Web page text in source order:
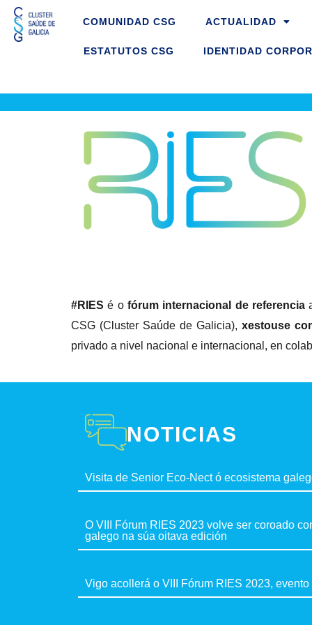
ao
COMUNIDAD CSG ACTUALIDAD
ESTATUTOS CSG IDENTIDAD
#RIES é o fórum internacional de referencia
CSG (Cluster Saúde de Galicia),xestouse
privado a nivel nacional e internacional, en
NOTICIAS
Visita de Senior Eco-Nect ó ecosistema
O VIII Fórum RIES 2023 volve ser coroado
galego na súa oitava edición
Vigo acollerá o VIII Fórum RIES 2023,